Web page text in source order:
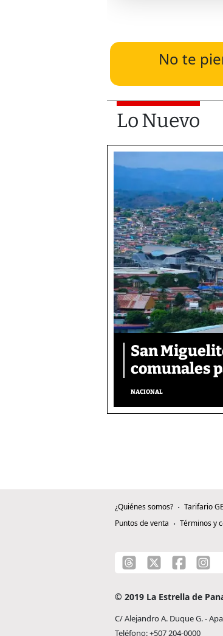
No te
Lo Nuevo
San
comunales
NACIONAL
¿Quiénes somos? Tarifario
Puntos de venta
Términos y
© 2019 La Estrella de
C/ Alejandro A. Duque G. -
Teléfono: +507 204-0000